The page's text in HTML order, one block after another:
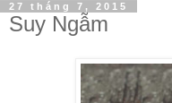
27 tháng 7, 2015
Suy Ngẫm